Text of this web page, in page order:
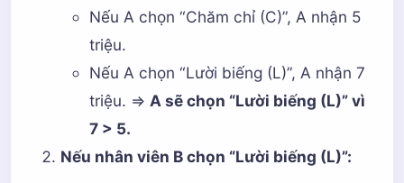
Nếu A chọn “Chăm chỉ (C)”, A nhận 5
triệu.
Nếu A chọn “Lười biếng (L)”, A nhận 7
triệu. => A sẽ chọn “Lười biếng (L)” vì
7 > 5.
Nếu nhân viên B chọn “Lười biếng (L)”: